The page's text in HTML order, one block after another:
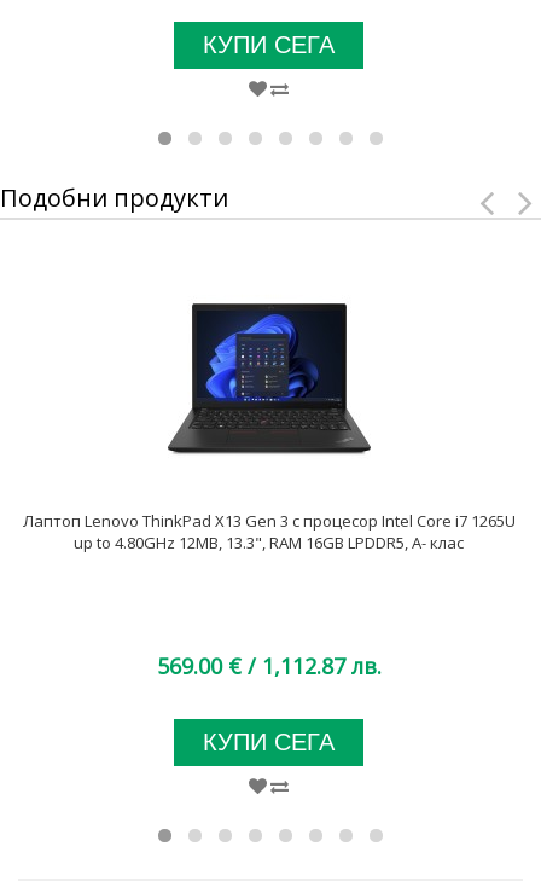
КУПИ СЕГА
Подобни продукти
Лаптоп Lenovo ThinkPad X13 Gen 3 с процесор Intel Core i7 1265U
up to 4.80GHz 12MB, 13.3", RAM 16GB LPDDR5, A- клас
569.00 €/ 1,112.87 лв.
КУПИ СЕГА